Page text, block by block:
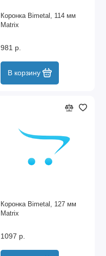
Коронка Bimetal, 114 мм
Matrix
981 р.
В корзину
Коронка Bimetal, 127 мм
Matrix
1097 р.